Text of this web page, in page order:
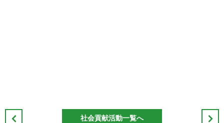
社会貢献活動一覧へ